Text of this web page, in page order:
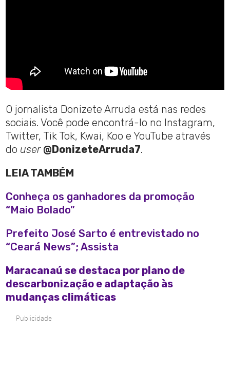
O jornalista Donizete Arruda está nas redes
sociais. Você pode encontrá-lo no Instagram,
Twitter, Tik Tok, Kwai, Koo e YouTube através
do user @DonizeteArruda7.
LEIA TAMBÉM
Conheça os ganhadores da promoção
“Maio Bolado”
Prefeito José Sarto é entrevistado no
“Ceará News”; Assista
Maracanaú se destaca por plano de
descarbonização e adaptação às
mudanças climáticas
Publicidade